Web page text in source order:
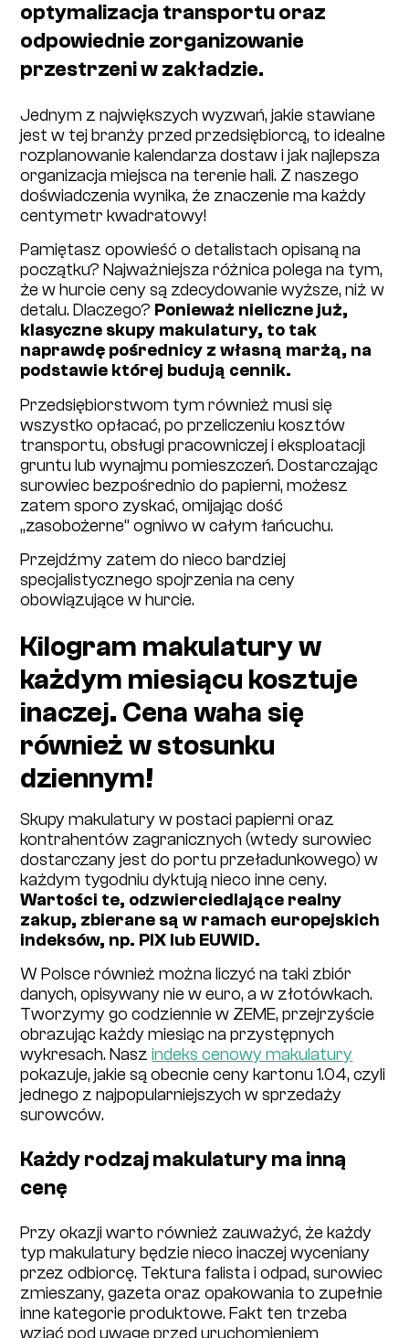
optymalizacja transportu oraz
odpowiednie zorganizowanie
przestrzeni w zakładzie.
Jednym z największych wyzwań, jakie stawiane
jest w tej branży przed przedsiębiorcą, to idealne
rozplanowanie kalendarza dostaw i jak najlepsza
organizacja miejsca na terenie hali. Z naszego
doświadczenia wynika, że znaczenie ma każdy
centymetr kwadratowy!
Pamiętasz opowieść o detalistach opisaną na
początku? Najważniejsza różnica polega na tym,
że w hurcie ceny są zdecydowanie wyższe, niż w
detalu. Dlaczego? Ponieważ nieliczne już,
klasyczne skupy makulatury, to tak
naprawdę pośrednicy z własną marżą, na
podstawie której budują cennik.
Przedsiębiorstwom tym również musi się
wszystko opłacać, po przeliczeniu kosztów
transportu, obsługi pracowniczej i eksploatacji
gruntu lub wynajmu pomieszczeń. Dostarczając
surowiec bezpośrednio do papierni, możesz
zatem sporo zyskać, omijając dość
„zasobożerne” ogniwo w całym łańcuchu.
Przejdźmy zatem do nieco bardziej
specjalistycznego spojrzenia na ceny
obowiązujące w hurcie.
Kilogram makulatury w
każdym miesiącu kosztuje
inaczej. Cena waha się
również w stosunku
dziennym!
Skupy makulatury w postaci papierni oraz
kontrahentów zagranicznych (wtedy surowiec
dostarczany jest do portu przeładunkowego) w
każdym tygodniu dyktują nieco inne ceny.
Wartości te, odzwierciedlające realny
zakup, zbierane są w ramach europejskich
indeksów, np. PIX lub EUWID.
W Polsce również można liczyć na taki zbiór
danych, opisywany nie w euro, a w złotówkach.
Tworzymy go codziennie w ZEME, przejrzyście
obrazując każdy miesiąc na przystępnych
wykresach. Naszindeks cenowy makulatury
pokazuje, jakie są obecnie ceny kartonu 1.04, czyli
jednego z najpopularniejszych w sprzedaży
surowców.
Każdy rodzaj makulatury ma inną
cenę
Przy okazji warto również zauważyć, że każdy
typ makulatury będzie nieco inaczej wyceniany
przez odbiorcę. Tektura falista i odpad, surowiec
zmieszany, gazeta oraz opakowania to zupełnie
inne kategorie produktowe. Fakt ten trzeba
wziąć pod uwagę przed uruchomieniem